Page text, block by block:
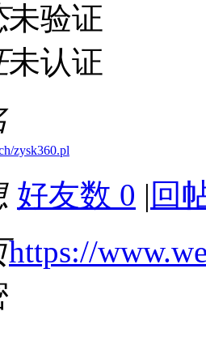
未验证
未认证
zysk360.pl
好友数 0 | 回
https://